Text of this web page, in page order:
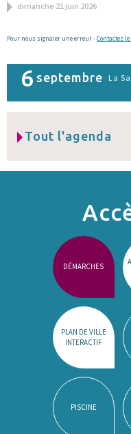
dimanche 21 juin 2026
Pour nous signaler une erreur -Contactez
6 septembre La
Tout l'agenda
DÉMARCHES
PLAN DE VILLE
INTERACTIF
PISCINE